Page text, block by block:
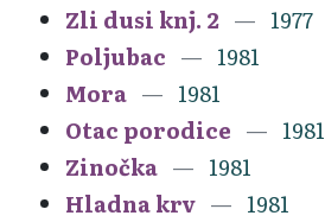
Zli dusi knj. 2
1977
Poljubac
1981
Mora
1981
Otac porodice
1981
Zinočka
1981
Hladna krv
1981